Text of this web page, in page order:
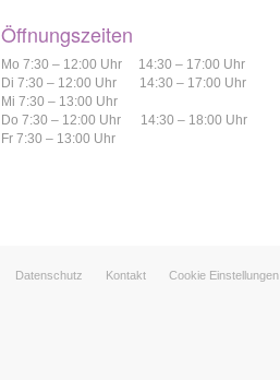
Öffnungszeiten
Mo 7:30 – 12:00 Uhr 14:30 – 17:00 Uhr
Di 7:30 – 12:00 Uhr 14:30 – 17:00 Uhr
Mi 7:30 – 13:00 Uhr
Do 7:30 – 12:00 Uhr 14:30 – 18:00 Uhr
Fr 7:30 – 13:00 Uhr
Datenschutz Kontakt Cookie Einstellungen